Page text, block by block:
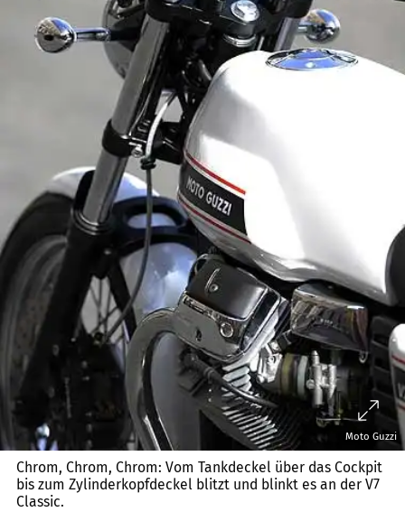
Moto Guzzi
Chrom, Chrom, Chrom: Vom Tankdeckel über das Cockpit
bis zum Zylinderkopfdeckel blitzt und blinkt es an der V7
Classic.